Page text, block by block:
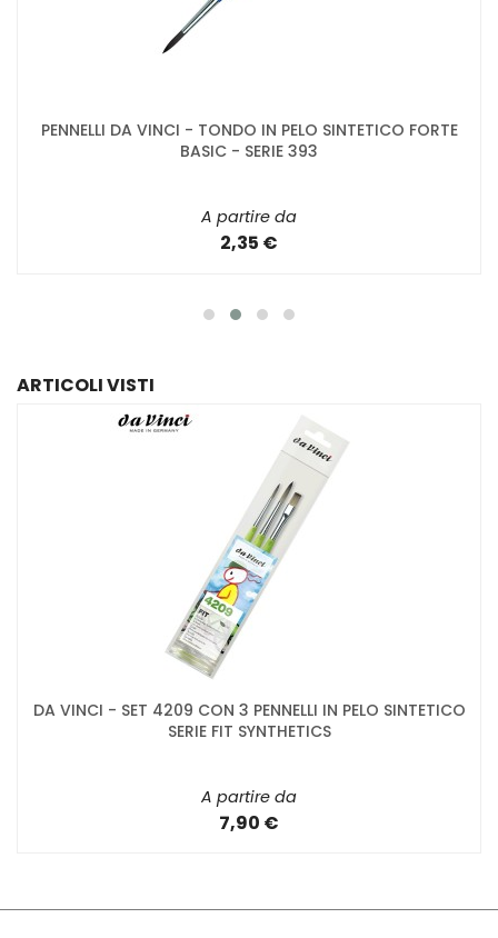
PENNELLI DA VINCI - TONDO IN PELO SINTETICO FORTE
BASIC - SERIE 393
A partire da
2,35 €
ARTICOLI VISTI
DA VINCI - SET 4209 CON 3 PENNELLI IN PELO SINTETICO
SERIE FIT SYNTHETICS
A partire da
7,90 €